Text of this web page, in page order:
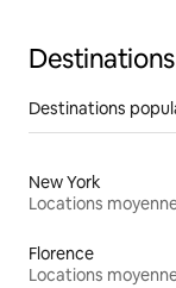
Destinations
New York
Florence